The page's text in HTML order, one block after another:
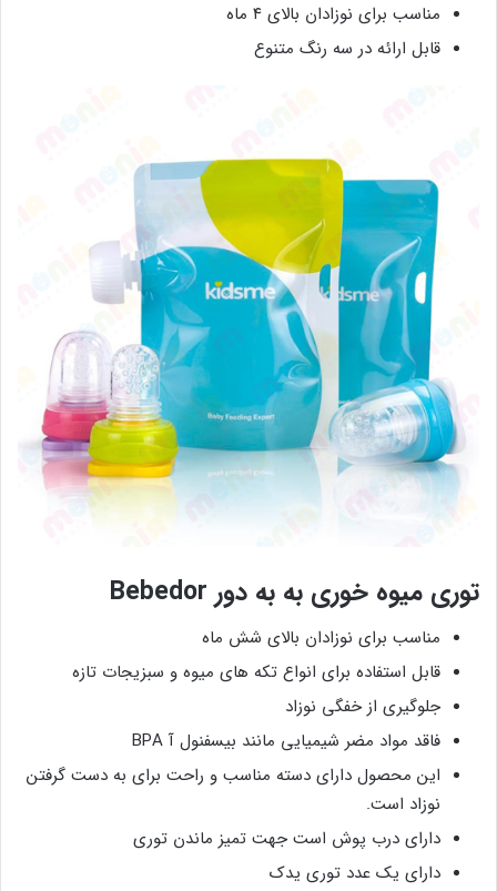
مناسب برای نوزادان بالای ۴ ماه
قابل ارائه در سه رنگ متنوع
توری میوه خوری به به دور Bebedor
مناسب برای نوزادان بالای شش ماه
قابل استفاده برای انواع تکه های میوه و سبزیجات تازه
جلوگیری از خفگی نوزاد
فاقد مواد مضر شیمیایی مانند بیسفنول آ BPA
این محصول دارای دسته مناسب و راحت برای به دست گرفتن
نوزاد است.
دارای درب پوش است جهت تمیز ماندن توری
دارای یک عدد توری یدک